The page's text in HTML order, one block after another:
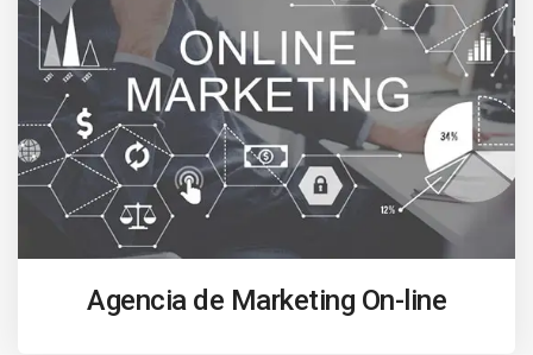
Agencia de Marketing On-line